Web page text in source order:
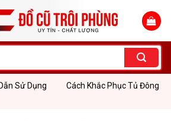
Sử Dụng
Cách Khắc Phục Tủ Đông